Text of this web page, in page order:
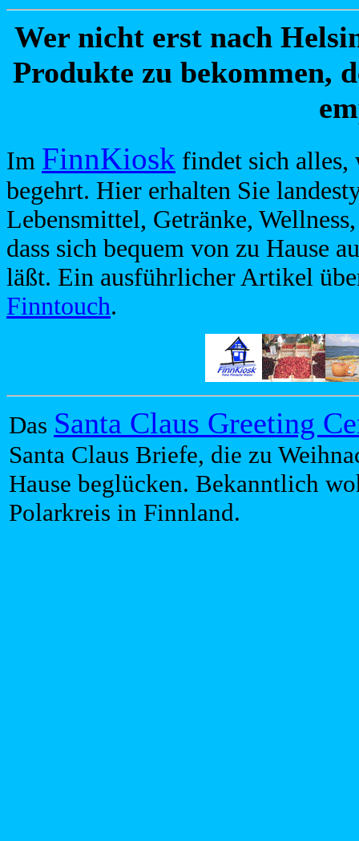
Wer nicht erst nach
Produkte zu bekommen,
Im FinnKiosk findet sich alles,
begehrt. Hier erhalten Sie
Lebensmittel, Getränke,
dass sich bequem von zu Hause
läßt. Ein ausführlicher Artikel
Finntouch.
Das Santa Claus Greeting
Santa Claus Briefe, die zu
Hause beglücken. Bekanntlich
Polarkreis in Finnland.